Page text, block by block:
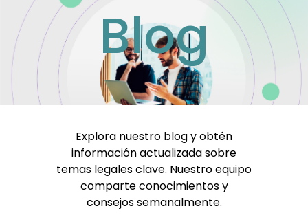
Blog
Explora nuestro blog y obtén
información actualizada sobre
temas legales clave. Nuestro equipo
comparte conocimientos y
consejos semanalmente.